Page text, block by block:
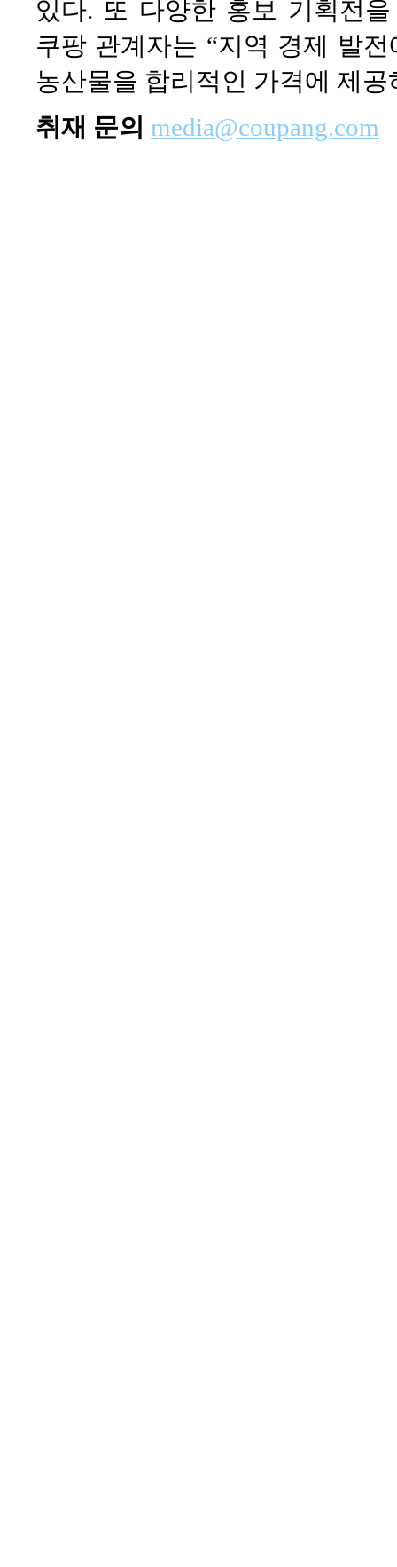
있다. 또 다양한 홍보 기획전
쿠팡 관계자는 “지역 경제 발
농산물을 합리적인 가격에 제
취재 문의 media@coupang.com